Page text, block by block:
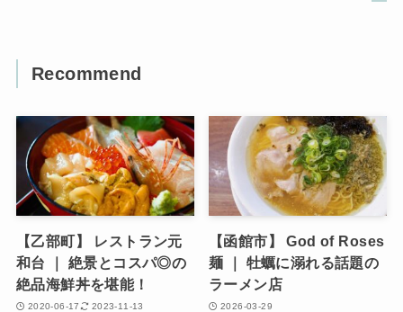
Recommend
【乙部町】 レストラン元
和台 ｜ 絶景とコスパ◎の
絶品海鮮丼を堪能！
2020-06-17 2023-11-13
【函館市】 God of Roses
麺 ｜ 牡蠣に溺れる話題の
ラーメン店
2026-03-29